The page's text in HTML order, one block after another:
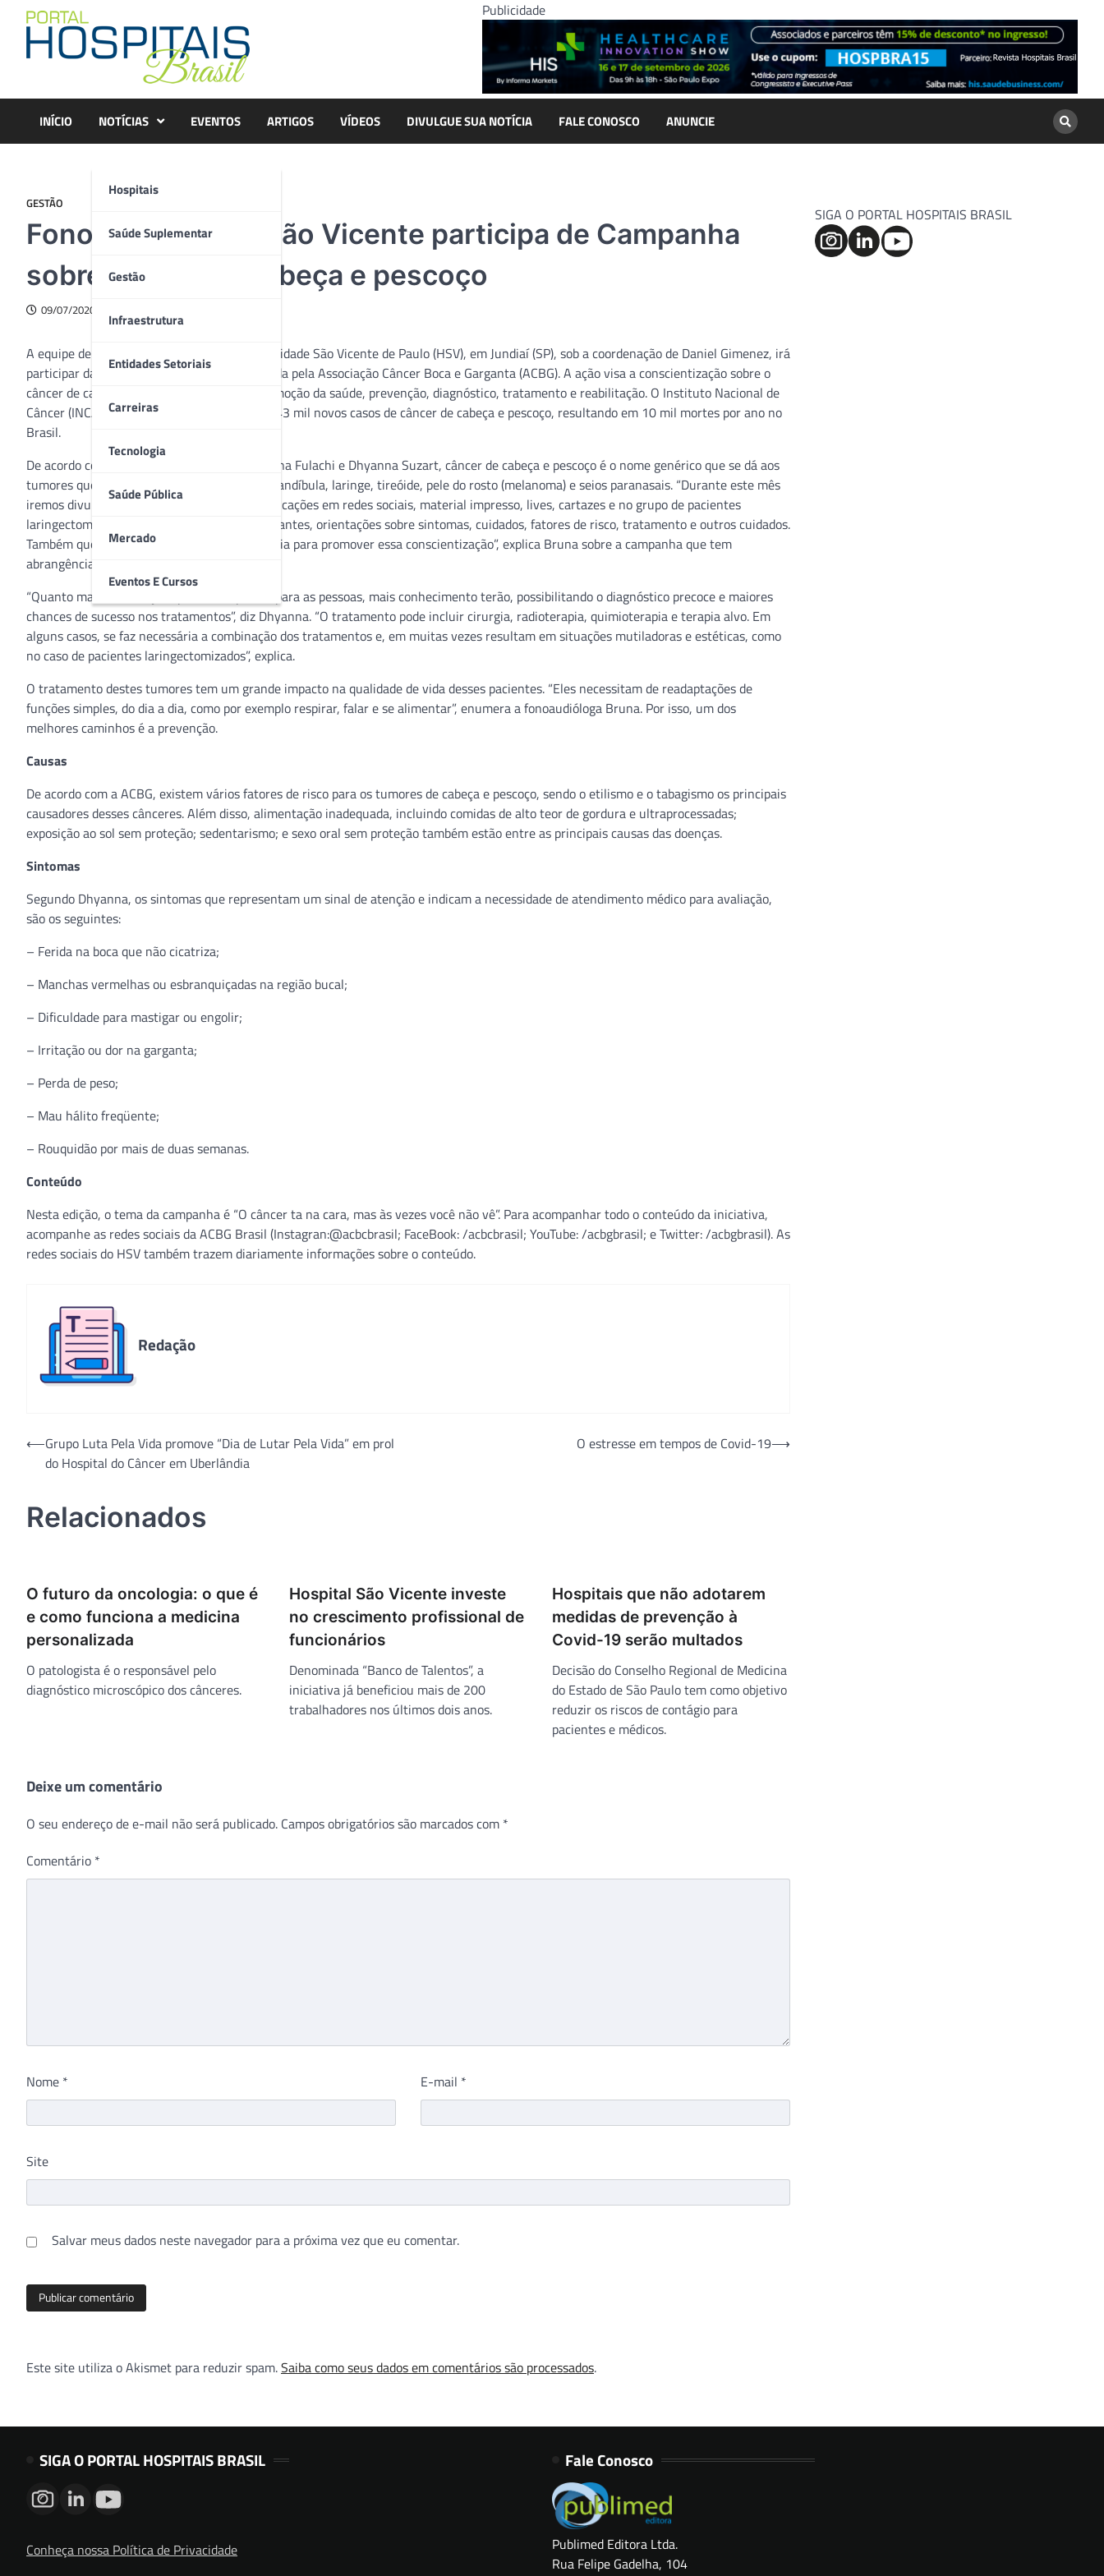
content
Publicidade
INÍCIO NOTÍCIAS
Hospitais
Saúde Suplementar
Gestão
Infraestrutura
Entidades Setoriais
Carreiras
Tecnologia
Saúde Pública
Mercado
Eventos E Cursos
EVENTOS ARTIGOS VÍDEOS DIVULGUE SUA NOTÍCIA FALE CONOSCO ANUNCIE
GESTÃO
Fonoaudilogia do São Vicente participa de Campanha
sobre câncer de cabeça e pescoço
09/07/2020
A equipe de fonoaudiologia do Hospital de Caridade São Vicente de Paulo (HSV), em Jundiaí (SP), sob a coordenação de Daniel Gimenez, irá
participar da campanha Julho Verde, promovida pela Associação Câncer Boca e Garganta (ACBG). A ação visa a conscientização sobre o
câncer de cabeça e pescoço, abordando a promoção da saúde, prevenção, diagnóstico, tratamento e reabilitação. O Instituto Nacional de
Câncer (INCA) estima que a cada ano surjam 43 mil novos casos de câncer de cabeça e pescoço, resultando em 10 mil mortes por ano no
Brasil.
De acordo com as fonoaudiólogas do HSV Bruna Fulachi e Dhyanna Suzart, câncer de cabeça e pescoço é o nome genérico que se dá aos
tumores que acometem os lábios, a língua, mandíbula, laringe, tireóide, pele do rosto (melanoma) e seios paranasais. “Durante este mês
iremos divulgar diariamente por meio de publicações em redes sociais, material impresso, lives, cartazes e no grupo de pacientes
laringectomizados, que conta com 20 participantes, orientações sobre sintomas, cuidados, fatores de risco, tratamento e outros cuidados.
Também queremos contar com o apoio da mídia para promover essa conscientização”, explica Bruna sobre a campanha que tem
abrangência nacional.
“Quanto mais informações pudermos passar para as pessoas, mais conhecimento terão, possibilitando o diagnóstico precoce e maiores
chances de sucesso nos tratamentos”, diz Dhyanna. “O tratamento pode incluir cirurgia, radioterapia, quimioterapia e terapia alvo. Em
alguns casos, se faz necessária a combinação dos tratamentos e, em muitas vezes resultam em situações mutiladoras e estéticas, como
no caso de pacientes laringectomizados”, explica.
O tratamento destes tumores tem um grande impacto na qualidade de vida desses pacientes. “Eles necessitam de readaptações de
funções simples, do dia a dia, como por exemplo respirar, falar e se alimentar”, enumera a fonoaudióloga Bruna. Por isso, um dos
melhores caminhos é a prevenção.
Causas
De acordo com a ACBG, existem vários fatores de risco para os tumores de cabeça e pescoço, sendo o etilismo e o tabagismo os principais
causadores desses cânceres. Além disso, alimentação inadequada, incluindo comidas de alto teor de gordura e ultraprocessadas;
exposição ao sol sem proteção; sedentarismo; e sexo oral sem proteção também estão entre as principais causas das doenças.
Sintomas
Segundo Dhyanna, os sintomas que representam um sinal de atenção e indicam a necessidade de atendimento médico para avaliação,
são os seguintes:
– Ferida na boca que não cicatriza;
– Manchas vermelhas ou esbranquiçadas na região bucal;
– Dificuldade para mastigar ou engolir;
– Irritação ou dor na garganta;
– Perda de peso;
– Mau hálito freqüente;
– Rouquidão por mais de duas semanas.
Conteúdo
Nesta edição, o tema da campanha é “O câncer ta na cara, mas às vezes você não vê”. Para acompanhar todo o conteúdo da iniciativa,
acompanhe as redes sociais da ACBG Brasil (Instagran:@acbcbrasil; FaceBook: /acbcbrasil; YouTube: /acbgbrasil; e Twitter: /acbgbrasil). As
redes sociais do HSV também trazem diariamente informações sobre o conteúdo.
Redação
Navegação
⟵Grupo Luta Pela Vida promove “Dia de Lutar Pela Vida” em prol
do Hospital do Câncer em Uberlândia
O estresse em tempos de Covid-19⟶
Relacionados
O futuro da oncologia: o que é
e como funciona a medicina
personalizada
O patologista é o responsável pelo
diagnóstico microscópico dos cânceres.
Hospital São Vicente investe
no crescimento profissional de
funcionários
Denominada “Banco de Talentos”, a
iniciativa já beneficiou mais de 200
trabalhadores nos últimos dois anos.
Hospitais que não adotarem
medidas de prevenção à
Covid-19 serão multados
Decisão do Conselho Regional de Medicina
do Estado de São Paulo tem como objetivo
reduzir os riscos de contágio para
pacientes e médicos.
Deixe um comentário
O seu endereço de e-mail não será publicado. Campos obrigatórios são marcados com *
Comentário *
Nome * E-mail *
Site
Salvar meus dados neste navegador para a próxima vez que eu comentar.
Este site utiliza o Akismet para reduzir spam.Saiba como seus dados em comentários são processados.
SIGA O PORTAL HOSPITAIS BRASIL
SIGA O PORTAL HOSPITAIS BRASIL
Conheça nossa Política de Privacidade
Fale Conosco
Publimed Editora Ltda.
Rua Felipe Gadelha, 104